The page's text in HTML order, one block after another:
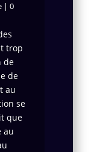
| 0
trop
de
de
au
se
que
au